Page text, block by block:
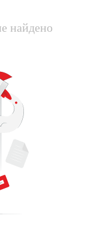
найдено